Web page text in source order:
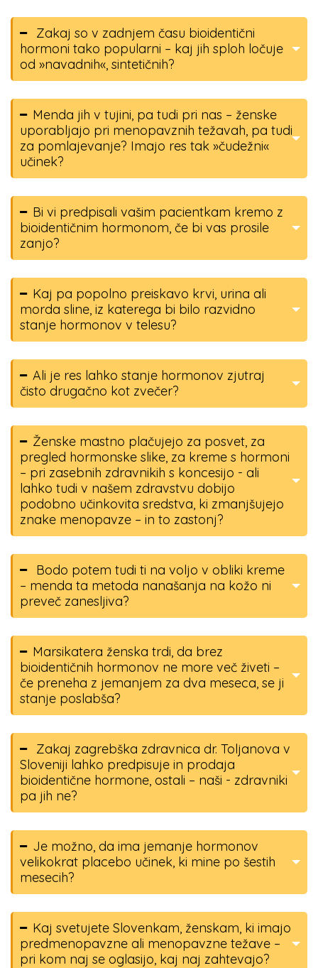
Zakaj so v zadnjem času bioidentični
hormoni tako popularni – kaj jih sploh ločuje
od »navadnih«, sintetičnih?
Menda jih v tujini, pa tudi pri nas – ženske
uporabljajo pri menopavznih težavah, pa tudi
za pomlajevanje? Imajo res tak »čudežni«
učinek?
Bi vi predpisali vašim pacientkam kremo z
bioidentičnim hormonom, če bi vas prosile
zanjo?
Kaj pa popolno preiskavo krvi, urina ali
morda sline, iz katerega bi bilo razvidno
stanje hormonov v telesu?
Ali je res lahko stanje hormonov zjutraj
čisto drugačno kot zvečer?
Ženske mastno plačujejo za posvet, za
pregled hormonske slike, za kreme s hormoni
– pri zasebnih zdravnikih s koncesijo - ali
lahko tudi v našem zdravstvu dobijo
podobno učinkovita sredstva, ki zmanjšujejo
znake menopavze – in to zastonj?
Bodo potem tudi ti na voljo v obliki kreme
– menda ta metoda nanašanja na kožo ni
preveč zanesljiva?
Marsikatera ženska trdi, da brez
bioidentičnih hormonov ne more več živeti –
če preneha z jemanjem za dva meseca, se ji
stanje poslabša?
Zakaj zagrebška zdravnica dr. Toljanova v
Sloveniji lahko predpisuje in prodaja
bioidentične hormone, ostali – naši - zdravniki
pa jih ne?
Je možno, da ima jemanje hormonov
velikokrat placebo učinek, ki mine po šestih
mesecih?
Kaj svetujete Slovenkam, ženskam, ki imajo
predmenopavzne ali menopavzne težave –
pri kom naj se oglasijo, kaj naj zahtevajo?